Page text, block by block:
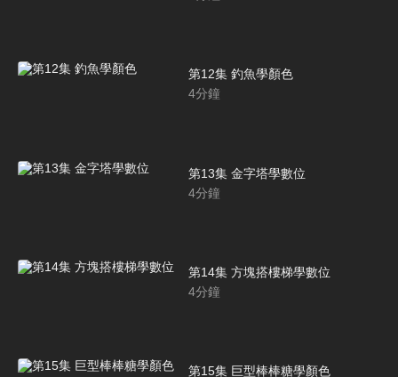
第12集 釣魚學顏色
4分鐘
第13集 金字塔學數位
4分鐘
第14集 方塊搭樓梯學數位
4分鐘
第15集 巨型棒棒糖學顏色